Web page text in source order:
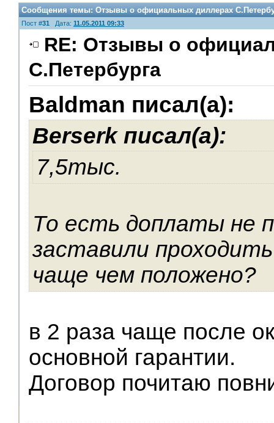
Сообщения темы:Отзывы о официальных диллерах
Пост #31 Дата: 11.05.2011 09:33
RE: Отзывы о
С.Петербурга
Baldman писал(а):
Berserk писал(а):
7,5тыс.
То есть доплаты не
заставили
чаще чем положено?
в 2 раза чаще после
основной гарантии.
Договор почитаю